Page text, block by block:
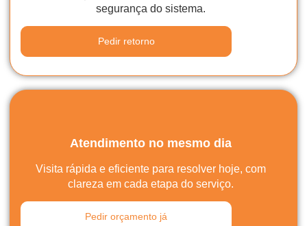
segurança do sistema.
Pedir retorno
Atendimento no mesmo dia
Visita rápida e eficiente para resolver hoje, com
clareza em cada etapa do serviço.
Pedir orçamento já